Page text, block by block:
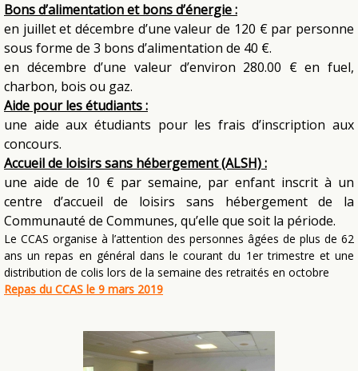
Bons d’alimentation et bons d’énergie :
en juillet et décembre d’une valeur de 120 € par personne
sous forme de 3 bons d’alimentation de 40 €.
en décembre d’une valeur d’environ 280.00 € en fuel,
charbon, bois ou gaz.
Aide pour les étudiants :
une aide aux étudiants pour les frais d’inscription aux
concours.
Accueil de loisirs sans hébergement (ALSH) :
une aide de 10 € par semaine, par enfant inscrit à un
centre d’accueil de loisirs sans hébergement de la
Communauté de Communes, qu’elle que soit la période.
Le CCAS organise à l’attention des personnes âgées de plus de 62
ans un repas en général dans le courant du 1er trimestre et une
distribution de colis lors de la semaine des retraités en octobre
Repas du CCAS le 9 mars 2019